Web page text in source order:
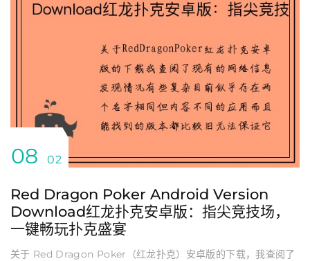
08 02
Red Dragon Poker Android Version
Download红龙扑克安卓版：指尖竞技场，
一键畅玩扑克盛宴
关于 Red Dragon Poker（红龙扑克）安卓版的下载，我查阅了